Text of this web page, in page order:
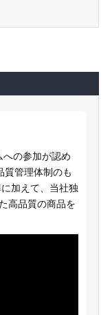
の参加が認め
質管理体制のも
加えて、当社独
高品質の商品を